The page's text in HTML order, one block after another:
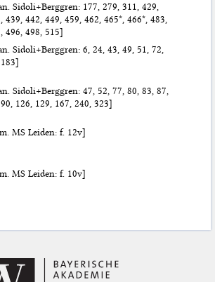
Sidoli+Berggren: 177, 279, 311, 429,
439, 442, 449, 459, 462, 465*, 466*, 483,
496, 498, 515]
Sidoli+Berggren: 6, 24, 43, 49, 51, 72,
Sidoli+Berggren: 47, 52, 77, 80, 83, 87,
126, 129, 167, 240, 323]
MS Leiden: f. 12v]
MS Leiden: f. 10v]